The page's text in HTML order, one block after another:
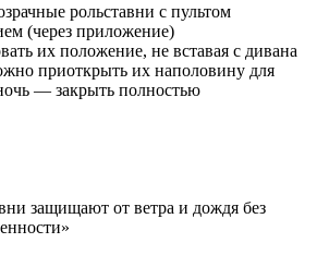
рольставни с пультом
(через приложение)
их положение, не вставая с дивана
приоткрыть их наполовину для
— закрыть полностью
защищают от ветра и дождя без